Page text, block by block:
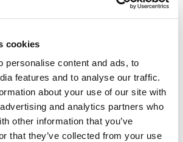
cookies
personalise content and ads, to
features and to analyse our traffic.
about your use of our site with
and analytics partners who
other information that you’ve
that they’ve collected from your use
jo sukeliamos reakcijos pagal
klasifikaciją“. Vaikų
ir alergologija. 2016 m.
Nr. 1 (6073–6079).
Malinauskienė „Raudonų akių
Alergija Astma